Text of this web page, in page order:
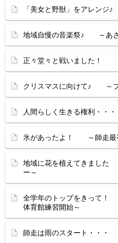
「美女と野獣」をアレン
地域自慢の音楽祭♪ ～あざ
正々堂々と戦いました！
クリスマスに向けて♪ ～ブ
人間らしく生きる権利・
氷があったよ！ ～師走最
地域に花を植えてきまし
ー～
全学年のトップをきって
体育館練習開始～
師走は雨のスタート・・・